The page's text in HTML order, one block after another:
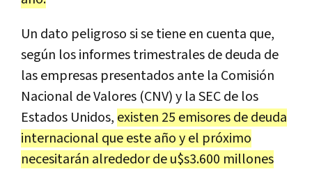
Un dato peligroso si se tiene en cuenta que,
según los informes trimestrales de deuda de
las empresas presentados ante la Comisión
Nacional de Valores (CNV) y la SEC de los
Estados Unidos, existen 25 emisores de deuda
internacional que este año y el próximo
necesitarán alrededor de u$s3.600 millones